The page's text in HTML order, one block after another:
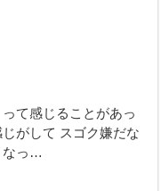
て感じることがあっ
がして スゴク嫌だな
なっ…